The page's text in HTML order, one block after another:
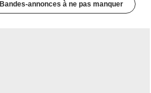
Bandes-annonces à ne pas manquer